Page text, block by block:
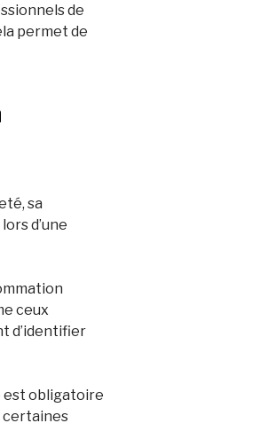
de
permet de
sa
d’une
ceux
d’identifier
est obligatoire
certaines